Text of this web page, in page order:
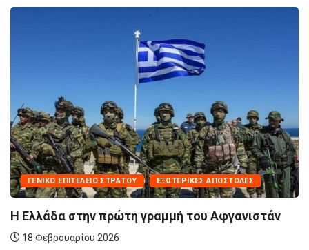
ΕΞΩΤΕΡΙΚΈΣ ΑΠΟΣΤΟΛΈΣ
του Αφγανιστάν
ΆΜΥΝΑ
Άλλη μια ευκαιρία για